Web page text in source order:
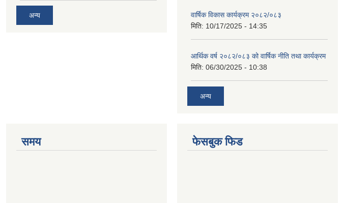
अन्य
वार्षिक विकास कार्यक्रम २०८२/०८३
मिति: 10/17/2025 - 14:35
आर्थिक वर्ष २०८२/०८३ को वार्षिक नीति तथा कार्यक्रम
मिति: 06/30/2025 - 10:38
अन्य
समय फेसबुक फिड